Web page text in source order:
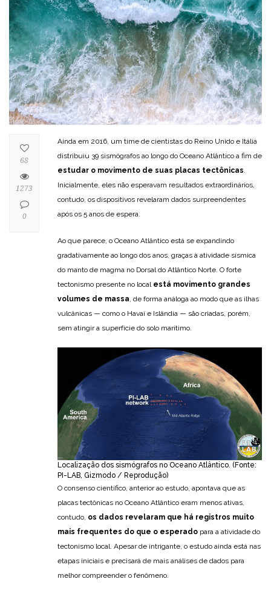
Ainda em 2016, um time de cientistas do Reino Unido e Itália
distribuiu 39 sismógrafos ao longo do Oceano Atlântico a fim de
estudar o movimento de suas placas tectônicas
Inicialmente, eles não esperavam resultados extraordinários,
contudo, os dispositivos revelaram dados surpreendentes
após os 5 anos de espera.
Ao que parece, o Oceano Atlântico está se expandindo
gradativamente ao longo dos anos, graças à atividade sísmica
do manto de magma no Dorsal do Atlântico Norte. O forte
tectonismo presente no local está movimento grandes
volumes de massa , de forma análoga ao modo que as ilhas
vulcânicas — como o Havaí e Islândia — são criadas, porém,
sem atingir a superfície do solo marítimo.
Localização dos sismógrafos no Oceano Atlântico. (Fonte:
PI-LAB, Gizmodo / Reprodução)
O consenso científico, anterior ao estudo, apontava que as
placas tectônicas no Oceano Atlântico eram menos ativas,
contudo, os dados revelaram que há registros muito
mais frequentes do que o esperado para a atividade do
tectonismo local. Apesar de intrigante, o estudo ainda está nas
etapas iniciais e precisará de mais análises de dados para
melhor compreender o fenômeno.
68
1273
0